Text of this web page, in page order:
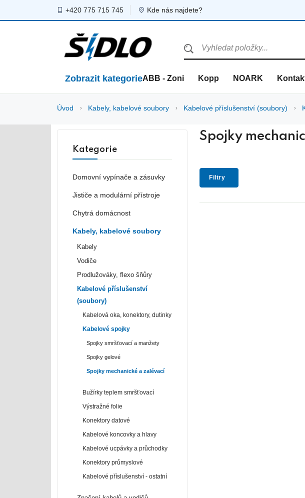
+420 775 715 745 Kde nás najdete?
Zobrazit kategorieABB - Zoni Kopp NOARK
Úvod Kabely, kabelové soubory Kabelové příslušenství (soubory)
Spojky
Filtry
Kategorie
Domovní vypínače a zásuvky
Jističe a modulární přístroje
Chytrá domácnost
Kabely, kabelové soubory
Kabely
Vodiče
Prodlužováky, flexo šňůry
Kabelové příslušenství
(soubory)
Kabelová oka, konektory, dutinky
Kabelové spojky
Spojky smršťovací a manžety
Spojky gelové
Spojky mechanické a zalévací
Bužírky teplem smršťovací
Výstražné folie
Konektory datové
Kabelové koncovky a hlavy
Kabelové ucpávky a průchodky
Konektory průmyslové
Kabelové příslušenství - ostatní